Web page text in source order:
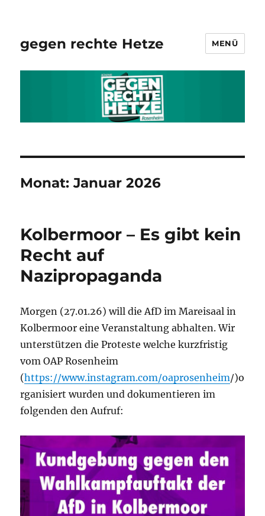
gegen rechte Hetze MENÜ
Monat:Januar 2026
Kolbermoor – Es gibt kein
Recht auf
Nazipropaganda
Morgen (27.01.26) will die AfD im Mareisaal in
Kolbermoor eine Veranstaltung abhalten. Wir
unterstützen die Proteste welche kurzfristig
vom OAP Rosenheim
(https://www.instagram.com/oaprosenheim/)o
rganisiert wurden und dokumentieren im
folgenden den Aufruf: